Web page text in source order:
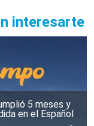
interesarte
5 meses y
en el Español